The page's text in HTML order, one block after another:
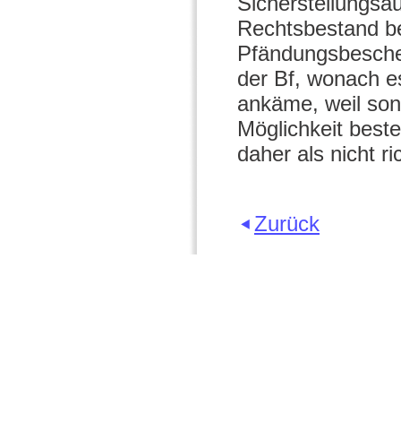
Rechtsbestand
der Bf, wonach
ankäme, weil
Möglichkeit
daher als nicht
Zurück